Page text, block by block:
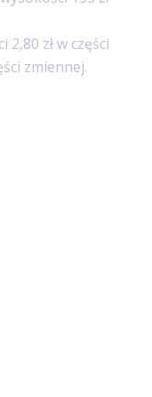
zł w części
zmiennej.